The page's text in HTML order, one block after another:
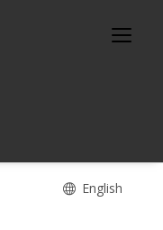
English